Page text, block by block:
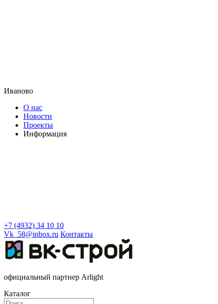
Иваново
О нас
Новости
Проекты
Информация
+7 (4932) 34 10 10
Vk_58@inbox.ru Контакты
официальный партнер Arlight
Каталог